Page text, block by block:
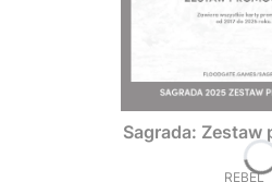
Sagrada: Zestaw
REBEL